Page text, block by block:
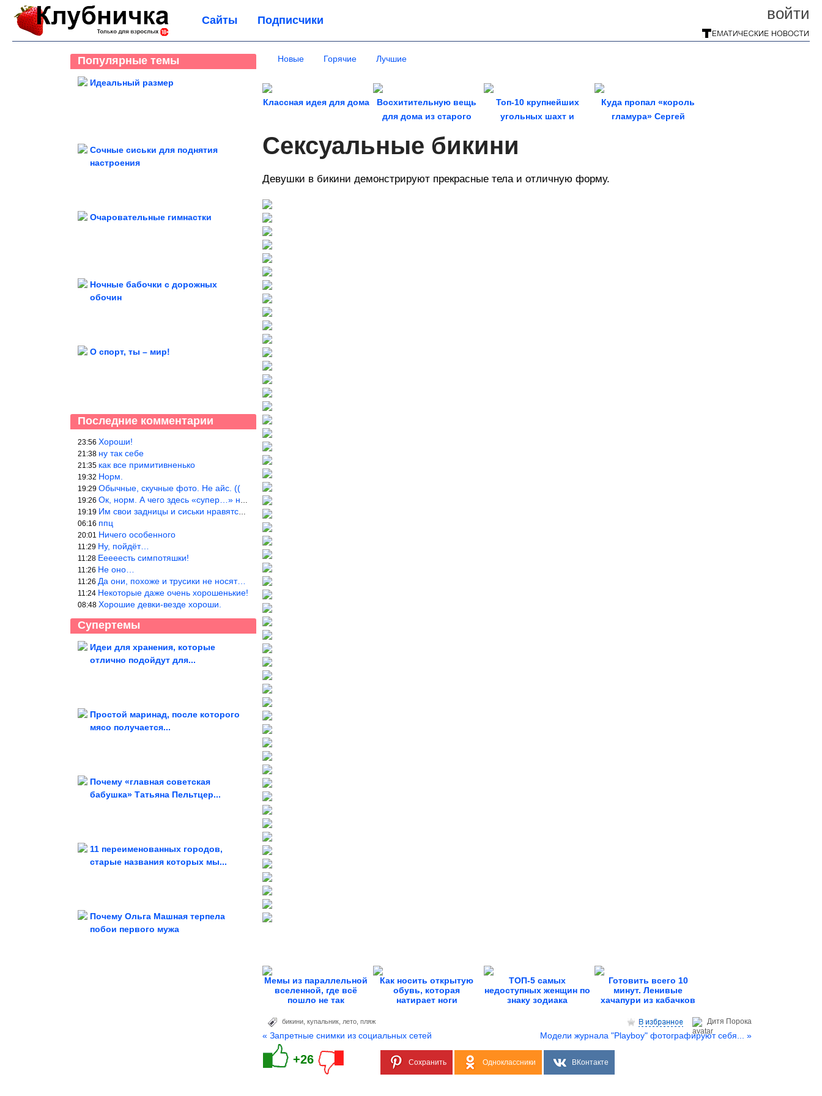
войти
Сайты Подписчики
Популярные темы
Идеальный размер
Сочные сиськи для поднятия
настроения
Очаровательные гимнастки
Ночные бабочки с дорожных
обочин
О спорт, ты – мир!
Последние комментарии
23:56 Хороши!
21:38 ну так себе
21:35 как все примитивненько
19:32 Норм.
19:29 Обычные, скучные фото. Не айс. ((
19:26 Ок, норм. А чего здесь «супер…» не понятно.
19:19 Им свои задницы и сиськи нравятся больше, чем нам, мужикам?
06:16 ппц
20:01 Ничего особенного
11:29 Ну, пойдёт…
11:28 Ееееесть симпотяшки!
11:26 Не оно…
11:26 Да они, похоже и трусики не носят…
11:24 Некоторые даже очень хорошенькие!
08:48 Хорошие девки-везде хороши.
Супертемы
Самые очаровательные
Идеи для хранения, которые
отлично подойдут для...
Простой маринад, после которого
мясо получается...
Почему «главная советская
бабушка» Татьяна Пельтцер...
11 переименованных городов,
старые названия которых мы...
Почему Ольга Машная терпела
побои первого мужа
Новые Горячие Лучшие
Классная идея для дома
Восхитительную вещь
для дома из старого
Топ-10 крупнейших
угольных шахт и
Куда пропал «король
гламура» Сергей
Сексуальные бикини
Девушки в бикини демонстрируют прекрасные тела и отличную форму.
Мемы из параллельной
вселенной, где всё
пошло не так
Как носить открытую
обувь, которая
натирает ноги
ТОП-5 самых
недоступных женщин по
знаку зодиака
Готовить всего 10
минут. Ленивые
хачапури из кабачков
Дитя Пoрока
бикини купальник лето пляж
« Запретные снимки из социальных сетей Модели журнала "Playboy" фотографируют себя... »
+26 Сохранить Одноклассники ВКонтакте